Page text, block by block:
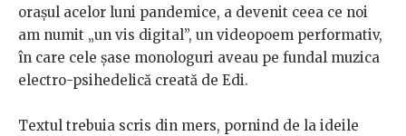
orașul acelor luni pandemice, a devenit ceea ce noi
am numit „un vis digital”, un videopoem performativ,
în care cele șase monologuri aveau pe fundal muzica
electro-psihedelică creată de Edi.
Textul trebuia scris din mers, pornind de la ideile